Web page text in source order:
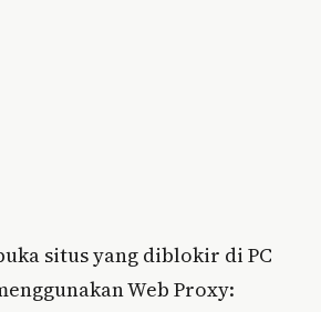
situs yang diblokir di PC
Web Proxy: